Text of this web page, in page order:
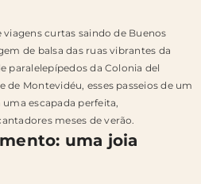
curtas saindo de Buenos
de balsa das ruas vibrantes da
paralelepípedos da Colonia del
Montevidéu, esses passeios de um
escapada perfeita,
meses de verão.
uma joia